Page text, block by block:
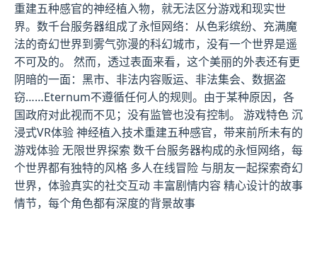
重建五种感官的神经植入物，就无法区分游戏和现实世
界。数千台服务器组成了永恒网络：从色彩缤纷、充满魔
法的奇幻世界到雾气弥漫的科幻城市，没有一个世界是遥
不可及的。 然而，透过表面来看，这个美丽的外表还有更
阴暗的一面：黑市、非法内容贩运、非法集会、数据盗
窃……Eternum不遵循任何人的规则。由于某种原因，各
国政府对此视而不见；没有监管也没有控制。 游戏特色 沉
浸式VR体验 神经植入技术重建五种感官，带来前所未有的
游戏体验 无限世界探索 数千台服务器构成的永恒网络，每
个世界都有独特的风格 多人在线冒险 与朋友一起探索奇幻
世界，体验真实的社交互动 丰富剧情内容 精心设计的故事
情节，每个角色都有深度的背景故事